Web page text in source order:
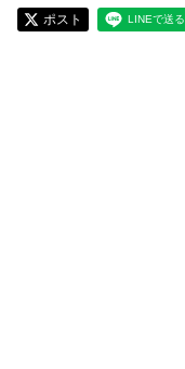
ポスト LINEで送る